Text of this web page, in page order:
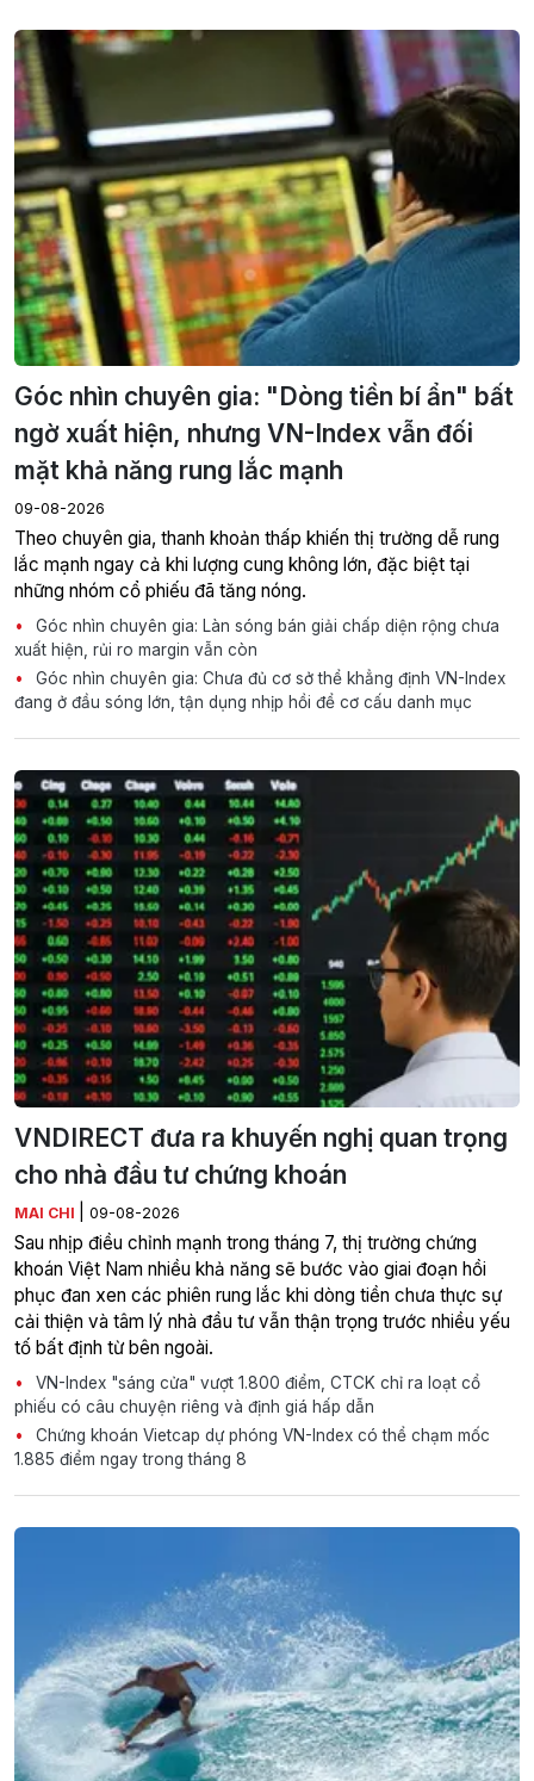
Góc nhìn chuyên gia: "Dòng tiền bí ẩn" bất
ngờ xuất hiện, nhưng VN-Index vẫn đối
mặt khả năng rung lắc mạnh
09-08-2026
Theo chuyên gia, thanh khoản thấp khiến thị trường dễ rung
lắc mạnh ngay cả khi lượng cung không lớn, đặc biệt tại
những nhóm cổ phiếu đã tăng nóng.
Góc nhìn chuyên gia: Làn sóng bán giải chấp diện rộng chưa
xuất hiện, rủi ro margin vẫn còn
Góc nhìn chuyên gia: Chưa đủ cơ sở thể khẳng định VN-Index
đang ở đầu sóng lớn, tận dụng nhịp hồi để cơ cấu danh mục
VNDIRECT đưa ra khuyến nghị quan trọng
cho nhà đầu tư chứng khoán
MAI CHI 09-08-2026
Sau nhịp điều chỉnh mạnh trong tháng 7, thị trường chứng
khoán Việt Nam nhiều khả năng sẽ bước vào giai đoạn hồi
phục đan xen các phiên rung lắc khi dòng tiền chưa thực sự
cải thiện và tâm lý nhà đầu tư vẫn thận trọng trước nhiều yếu
tố bất định từ bên ngoài.
VN-Index "sáng cửa" vượt 1.800 điểm, CTCK chỉ ra loạt cổ
phiếu có câu chuyện riêng và định giá hấp dẫn
Chứng khoán Vietcap dự phóng VN-Index có thể chạm mốc
1.885 điểm ngay trong tháng 8